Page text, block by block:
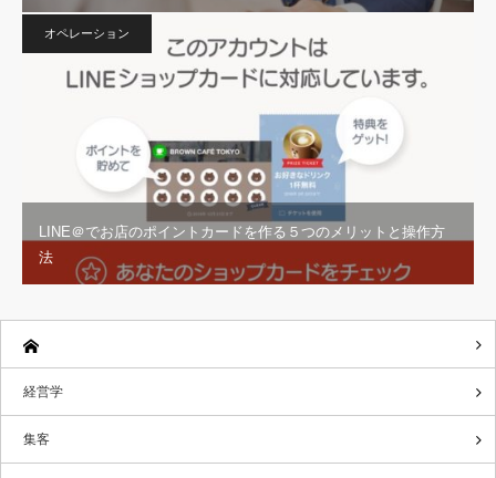
オペレーション
LINE＠でお店のポイントカードを作る５つのメリットと操作方
法
経営学
集客